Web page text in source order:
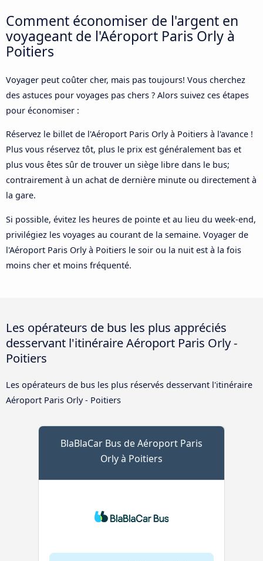
Comment économiser de l'argent en
voyageant de l'Aéroport Paris Orly à
Poitiers
Voyager peut coûter cher, mais pas toujours! Vous cherchez
des astuces pour voyages pas chers ? Alors suivez ces étapes
pour économiser :
Réservez le billet de l'Aéroport Paris Orly à Poitiers à l'avance !
Plus vous réservez tôt, plus le prix est généralement bas et
plus vous êtes sûr de trouver un siège libre dans le bus;
contrairement à un achat de dernière minute ou directement à
la gare.
Si possible, évitez les heures de pointe et au lieu du week-end,
privilégiez les voyages au courant de la semaine. Voyager de
l'Aéroport Paris Orly à Poitiers le soir ou la nuit est à la fois
moins cher et moins fréquenté.
Les opérateurs de bus les plus appréciés
desservant l'itinéraire Aéroport Paris Orly -
Poitiers
Les opérateurs de bus les plus réservés desservant l'itinéraire
Aéroport Paris Orly - Poitiers
BlaBlaCar Bus de Aéroport Paris
Orly à Poitiers